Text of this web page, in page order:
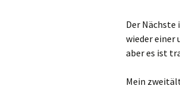
Der Nächste
wieder einer
aber es ist
Mein